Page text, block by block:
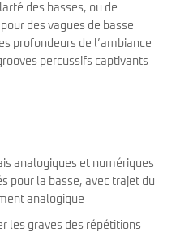
des basses, ou de
des vagues de basse
profondeurs de l’ambiance
percussifs captivants
analogiques et numériques
pour la basse, avec trajet du
analogique
les graves des répétitions